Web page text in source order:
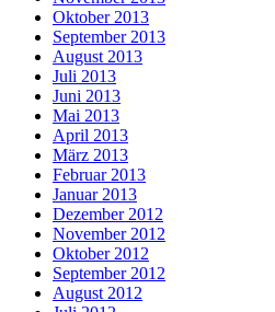
Oktober 2013
September 2013
August 2013
Juli 2013
Juni 2013
Mai 2013
April 2013
März 2013
Februar 2013
Januar 2013
Dezember 2012
November 2012
Oktober 2012
September 2012
August 2012